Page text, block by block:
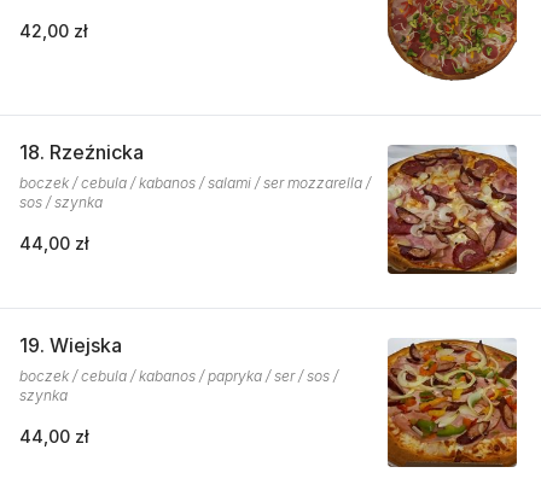
42,00 zł
18. Rzeźnicka
boczek / cebula / kabanos / salami / ser mozzarella /
sos / szynka
44,00 zł
19. Wiejska
boczek / cebula / kabanos / papryka / ser / sos /
szynka
44,00 zł